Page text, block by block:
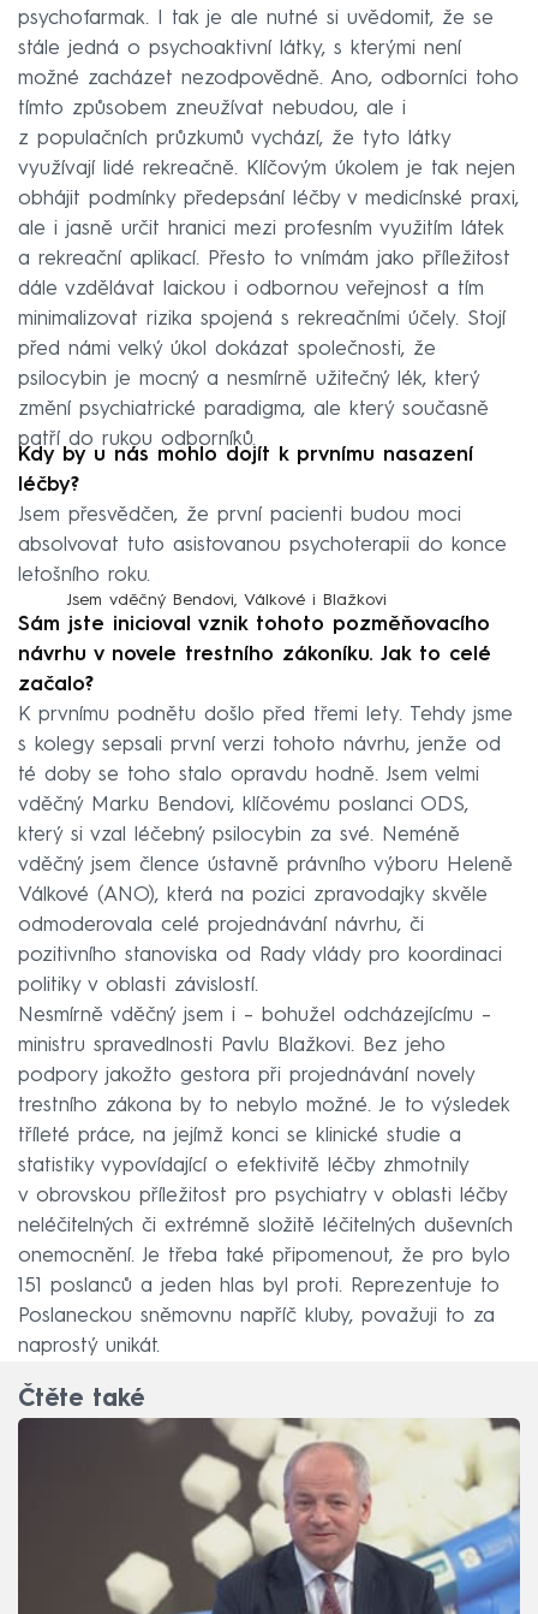
psychofarmak. I tak je ale nutné si uvědomit, že se
stále jedná o psychoaktivní látky, s kterými není
možné zacházet nezodpovědně. Ano, odborníci toho
tímto způsobem zneužívat nebudou, ale i
z populačních průzkumů vychází, že tyto látky
využívají lidé rekreačně. Klíčovým úkolem je tak nejen
obhájit podmínky předepsání léčby v medicínské praxi,
ale i jasně určit hranici mezi profesním využitím látek
a rekreační aplikací. Přesto to vnímám jako příležitost
dále vzdělávat laickou i odbornou veřejnost a tím
minimalizovat rizika spojená s rekreačními účely. Stojí
před námi velký úkol dokázat společnosti, že
psilocybin je mocný a nesmírně užitečný lék, který
změní psychiatrické paradigma, ale který současně
patří do rukou odborníků.
Kdy by u nás mohlo dojít k prvnímu nasazení
léčby?
Jsem přesvědčen, že první pacienti budou moci
absolvovat tuto asistovanou psychoterapii do konce
letošního roku.
Jsem vděčný Bendovi, Válkové i Blažkovi
Sám jste inicioval vznik tohoto pozměňovacího
návrhu v novele trestního zákoníku. Jak to celé
začalo?
K prvnímu podnětu došlo před třemi lety. Tehdy jsme
s kolegy sepsali první verzi tohoto návrhu, jenže od
té doby se toho stalo opravdu hodně. Jsem velmi
vděčný Marku Bendovi, klíčovému poslanci ODS,
který si vzal léčebný psilocybin za své. Neméně
vděčný jsem člence ústavně právního výboru Heleně
Válkové (ANO), která na pozici zpravodajky skvěle
odmoderovala celé projednávání návrhu, či
pozitivního stanoviska od Rady vlády pro koordinaci
politiky v oblasti závislostí.
Nesmírně vděčný jsem i – bohužel odcházejícímu –
ministru spravedlnosti Pavlu Blažkovi. Bez jeho
podpory jakožto gestora při projednávání novely
trestního zákona by to nebylo možné. Je to výsledek
tříleté práce, na jejímž konci se klinické studie a
statistiky vypovídající o efektivitě léčby zhmotnily
v obrovskou příležitost pro psychiatry v oblasti léčby
neléčitelných či extrémně složitě léčitelných duševních
onemocnění. Je třeba také připomenout, že pro bylo
151 poslanců a jeden hlas byl proti. Reprezentuje to
Poslaneckou sněmovnu napříč kluby, považuji to za
naprostý unikát.
Čtěte také